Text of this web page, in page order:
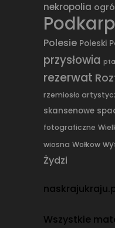
nekropolia
Polesie Poleski
przysłowia
rezerwat
rzemiosło
skansenowe
fotograficzne
wiosna Wołkow
Żydzi
Wszystkie